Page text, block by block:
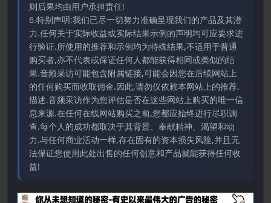
则后果均由用户承担责任!
6.特别声明:我们已尽一切努力准确呈现我们的产品及其潜
力.任何关于实际收益或实际结果示例的声明均可应要求进
行验证.所使用的推荐和示例均为特殊结果,不适用于普通
购买者,亦不代表或保证任何人都能获得相同或类似的结
果.音频采访可能包含附属链接,可能会因您在后续网站上
的任何购买而收取佣金.因此,请勿仅依赖本网站上的推荐.
描述.音频采访作为您评估是否在这些网站上购买的唯一信
息来源.在任何在线网站购买之前,您都应始终进行尽职调
查.每个人的成功都取决于其背景、奉献精神、渴望和动
力.与任何商业活动一样,存在固有的资本损失风险,并且无
法保证您使用此处出售的任何创意和产品就能获得任何收
益!